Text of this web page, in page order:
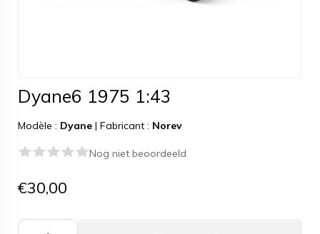
Dyane6 1975 1:43
Modèle : Dyane | Fabricant : Norev
Nog niet beoordeeld
€30,00